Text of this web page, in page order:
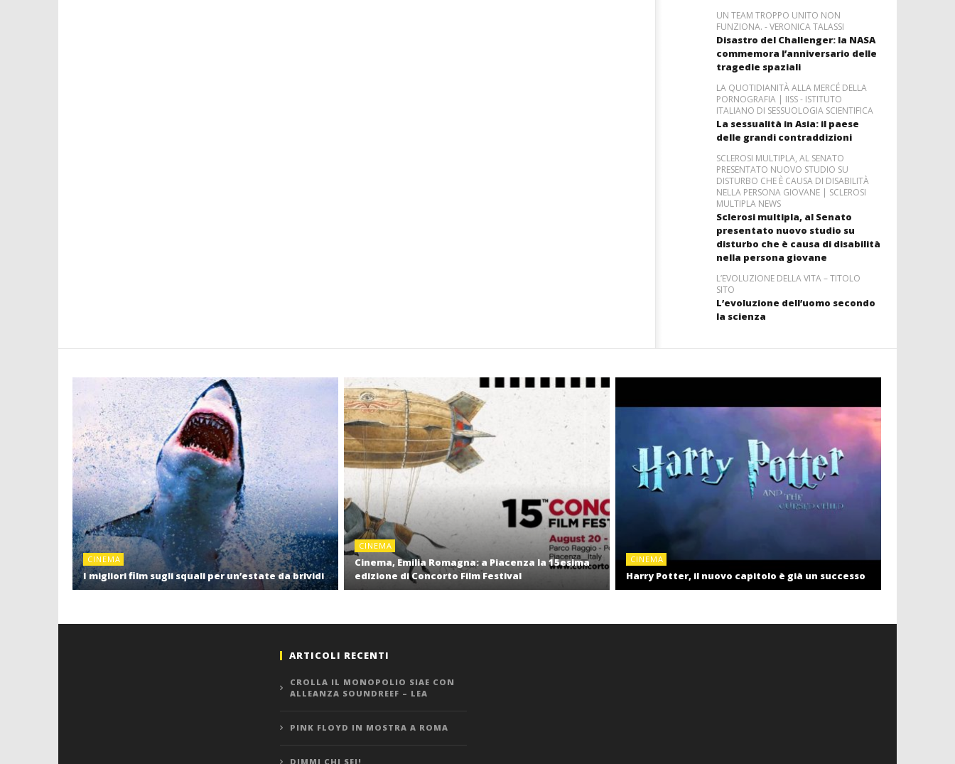
UN TEAM TROPPO UNITO NON
FUNZIONA. - VERONICA TALASSI
Disastro del Challenger: la NASA
commemora l’anniversario delle
tragedie spaziali
LA QUOTIDIANITÀ ALLA MERCÉ DELLA
PORNOGRAFIA | IISS - ISTITUTO
ITALIANO DI SESSUOLOGIA SCIENTIFICA
La sessualità in Asia: il paese
delle grandi contraddizioni
SCLEROSI MULTIPLA, AL SENATO
PRESENTATO NUOVO STUDIO SU
DISTURBO CHE È CAUSA DI DISABILITÀ
NELLA PERSONA GIOVANE | SCLEROSI
MULTIPLA NEWS
Sclerosi multipla, al Senato
presentato nuovo studio su
disturbo che è causa di disabilità
nella persona giovane
L’EVOLUZIONE DELLA VITA – TITOLO
SITO
L’evoluzione dell’uomo secondo
la scienza
CINEMA
I migliori film sugli squali per un’estate da brividi
CINEMA
Cinema, Emilia Romagna: a Piacenza la 15esima
edizione di Concorto Film Festival
CINEMA
Harry Potter, il nuovo capitolo è già un successo
ARTICOLI RECENTI
CROLLA IL MONOPOLIO SIAE CON
ALLEANZA SOUNDREEF – LEA
PINK FLOYD IN MOSTRA A ROMA
DIMMI CHI SEI!